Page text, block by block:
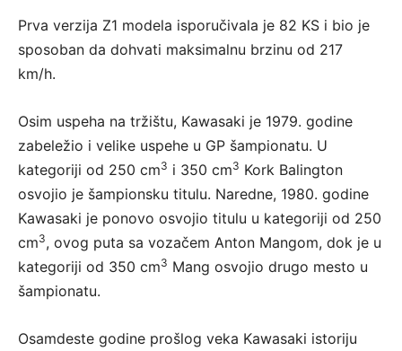
Prva verzija Z1 modela isporučivala je 82 KS i bio je
sposoban da dohvati maksimalnu brzinu od 217
km/h.
Osim uspeha na tržištu, Kawasaki je 1979. godine
zabeležio i velike uspehe u GP šampionatu. U
kategoriji od 250 cm3 i 350 cm3 Kork Balington
osvojio je šampionsku titulu. Naredne, 1980. godine
Kawasaki je ponovo osvojio titulu u kategoriji od 250
cm3, ovog puta sa vozačem Anton Mangom, dok je u
kategoriji od 350 cm3 Mang osvojio drugo mesto u
šampionatu.
Osamdeste godine prošlog veka Kawasaki istoriju